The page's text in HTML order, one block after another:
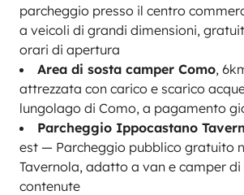
parcheggio presso il centro
a veicoli di grandi dimensioni,
orari di apertura
Area di sosta camper Como,
attrezzata con carico e scarico
lungolago di Como, a pagamento
Parcheggio Ippocastano
est — Parcheggio pubblico gratuito
Tavernola, adatto a van e camper
contenute